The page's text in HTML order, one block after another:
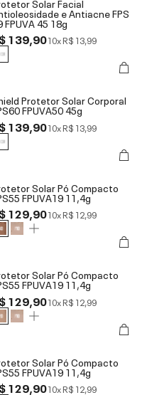
e Antiacne FPS
FPUVA 45 18g
139,9010xR$ 13,99
Protetor Solar Corporal
FPUVA50 45g
139,9010xR$ 13,99
Solar Pó Compacto
FPUVA19 11,4g
129,9010xR$ 12,99
Solar Pó Compacto
FPUVA19 11,4g
129,9010xR$ 12,99
Solar Pó Compacto
FPUVA19 11,4g
129,9010xR$ 12,99